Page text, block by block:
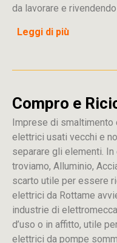
da lavorare e
Leggi di più
Compro e
Imprese di smaltimento
elettrici usati vecchi e
separare gli elementi.
troviamo, Alluminio,
scarto utile per essere
elettrici da Rottame
industrie di
d’uso o in affitto, utile
elettrici da pompe